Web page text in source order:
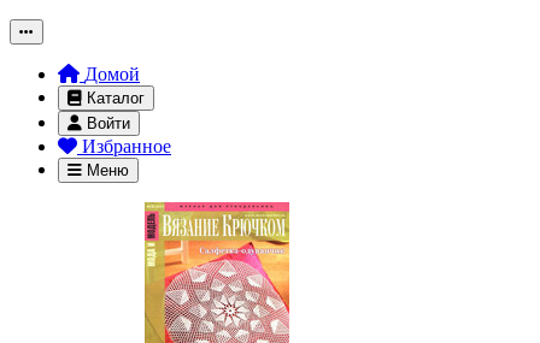
Домой
Каталог
Войти
Избранное
Меню